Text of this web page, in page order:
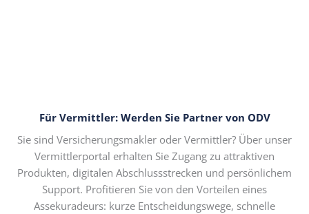
Für Vermittler: Werden Sie Partner von ODV
Sie sind Versicherungsmakler oder Vermittler? Über unser
Vermittlerportal erhalten Sie Zugang zu attraktiven
Produkten, digitalen Abschlussstrecken und persönlichem
Support. Profitieren Sie von den Vorteilen eines
Assekuradeurs: kurze Entscheidungswege, schnelle